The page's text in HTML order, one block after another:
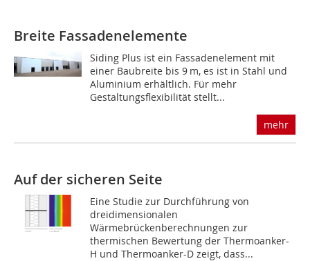
Breite Fassadenelemente
Siding Plus ist ein Fassadenelement mit
einer Baubreite bis 9 m, es ist in Stahl und
Aluminium erhältlich. Für mehr
Gestaltungsflexibilität stellt...
mehr
Auf der sicheren Seite
Eine Studie zur Durchführung von
dreidimensionalen
Wärmebrückenberechnungen zur
thermischen Bewertung der Thermoanker-
H und Thermoanker-D zeigt, dass...